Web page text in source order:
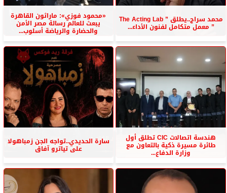
محمد سراج..يطلق ” The Acting Lab
” معمل متكامل لفنون الأداء...
«محمود فوزي»: ماراثون القاهرة
يبعث للعالم رسالة مصر الأمن
والحضارة والرياضة أسلوب...
هندسة اتصالات CIC تطلق أول
طائرة مسيرة ذكية بالتعاون مع
وزارة الدفاع...
سارة الحديدي..تواجه الجن زمباهولا
على تياترو آفاق